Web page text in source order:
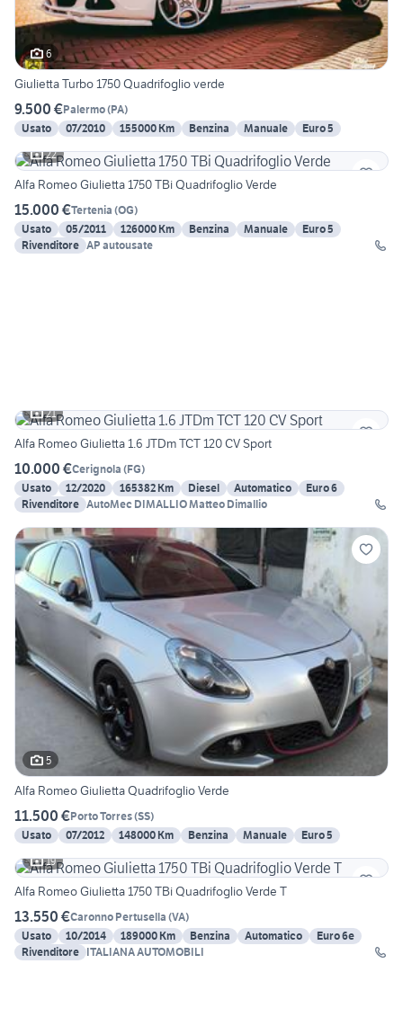
6
Giulietta Turbo 1750 Quadrifoglio verde
9.500 €Palermo(PA)
Usato
07/2010 155000 Km Benzina Manuale
Euro 5
22
Alfa Romeo Giulietta 1750 TBi Quadrifoglio Verde
15.000 €Tertenia (OG)
Usato
05/2011 126000 Km Benzina Manuale
Euro 5
Rivenditore AP autousate
21
Alfa Romeo Giulietta 1.6 JTDm TCT 120 CV Sport
10.000 €Cerignola (FG)
Usato
12/2020 165382 Km Diesel Automatico
Euro 6
Rivenditore AutoMec DIMALLIO Matteo Dimallio
5
Alfa Romeo Giulietta Quadrifoglio Verde
11.500 €Porto Torres(SS)
Usato
07/2012 148000 Km Benzina Manuale
Euro 5
19
Alfa Romeo Giulietta 1750 TBi Quadrifoglio Verde T
13.550 €Caronno Pertusella (VA)
Usato
10/2014 189000 Km Benzina Automatico
Euro 6e
Rivenditore ITALIANA AUTOMOBILI